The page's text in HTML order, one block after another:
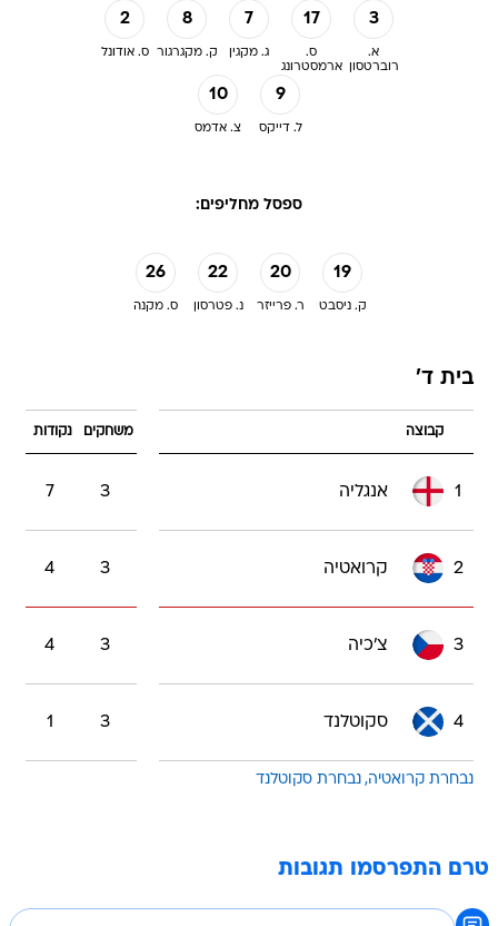
2
ס. אודונל
8
ק. מקגרגור
7
ג. מקגין
17
ס.
ארמסטרונג
3
א.
רוברטסון
10
צ. אדמס
9
ל. דייקס
ספסל מחליפים:
26
ס. מקנה
22
נ. פטרסון
20
ר. פרייזר
19
ק. ניסבט
בית ד'
קבוצה משחקים נקודות
1 אנגליה 3
7
2 קרואטיה 3
4
3 צ'כיה 3
4
4 סקוטלנד 3
1
נבחרת קרואטיה נבחרת סקוטלנד
טרם התפרסמו תגובות